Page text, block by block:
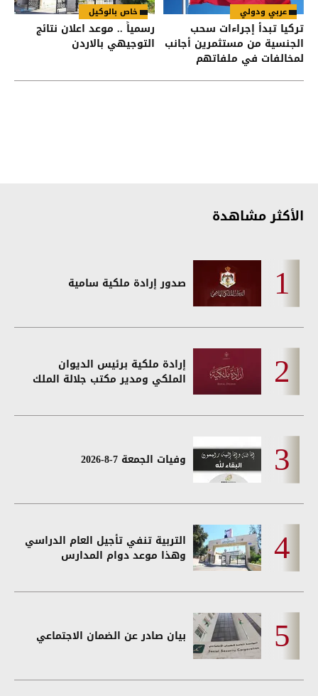
عربي ودولي
تركيا تبدأ إجراءات سحب
الجنسية من مستثمرين أجانب
لمخالفات في ملفاتهم
خاص بالوكيل
رسمياً .. موعد اعلان نتائج
التوجيهي بالاردن
الأكثر مشاهدة
صدور إرادة ملكية سامية
إرادة ملكية برئيس الديوان
الملكي ومدير مكتب جلالة الملك
وفيات الجمعة 7-8-2026
التربية تنفي تأجيل العام الدراسي
وهذا موعد دوام المدارس
بيان صادر عن الضمان الاجتماعي